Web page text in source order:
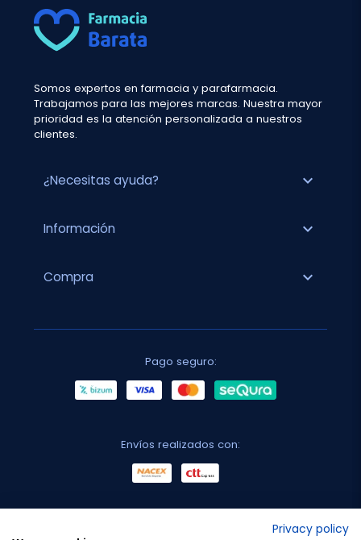
Somos expertos en farmacia y parafarmacia.
Trabajamos para las mejores marcas. Nuestra mayor
prioridad es la atención personalizada a nuestros
clientes.
¿Necesitas ayuda? expand_more
Información expand_more
Compra expand_more
Pago seguro:
Envíos realizados con:
Privacy policy